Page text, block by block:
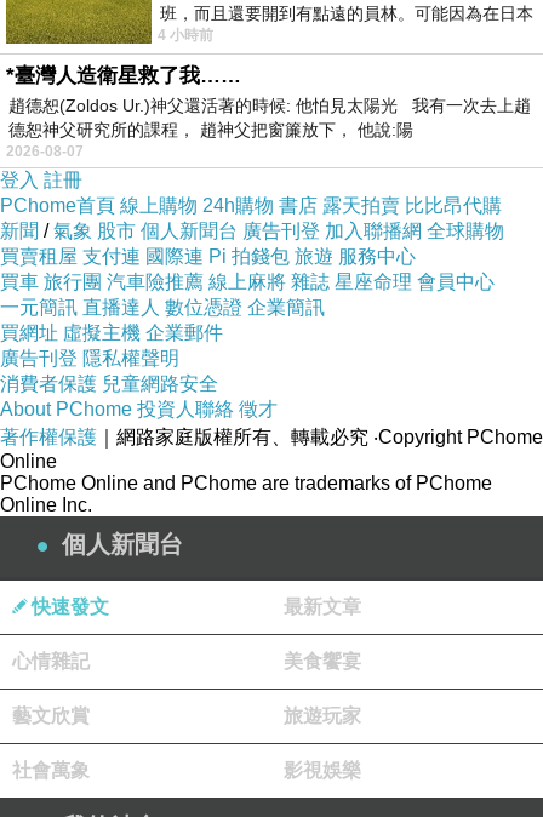
都永遠填不滿的!
好在的是 只有當你意識到這件事 你才有機會去改變它 找
出你真正要的是什麼
當下 立刻就行動!
有人記得你 有人想你 有人愛你的時候 你一定收的到這份
温暖~
建立親密關係 親密友誼 親密的家人關係 種種的一切都要
在平日生活裡用心的與人交流
分享愛 你才得的到愛!
班，而且還要開到有點遠的員林。可能因為在日本
花不少錢，星期一出門上班時，心裡沒有一
4 小時前
*臺灣人造衛星救了我……
趙德恕(Zoldos Ur.)神父還活著的時候: 他怕見太陽光 我有一次去上趙
德恕神父研究所的課程， 趙神父把窗簾放下， 他說:陽
2026-08-07
登入 註冊
PChome首頁 線上購物 24h購物 書店 露天拍賣 比比昂代購
新聞 /氣象 股市 個人新聞台 廣告刊登 加入聯播網 全球購物
買賣租屋 支付連 國際連 Pi 拍錢包 旅遊 服務中心
買車 旅行團 汽車險推薦 線上麻將 雜誌 星座命理 會員中心
一元簡訊 直播達人 數位憑證 企業簡訊
買網址 虛擬主機 企業郵件
廣告刊登 隱私權聲明
消費者保護 兒童網路安全
About PChome 投資人聯絡 徵才
著作權保護 ｜網路家庭版權所有、轉載必究 ‧Copyright PChome
Online
PChome Online and PChome are trademarks of PChome
Online Inc.
個人新聞台
快速發文 最新文章
心情雜記 美食饗宴
藝文欣賞 旅遊玩家
社會萬象 影視娛樂